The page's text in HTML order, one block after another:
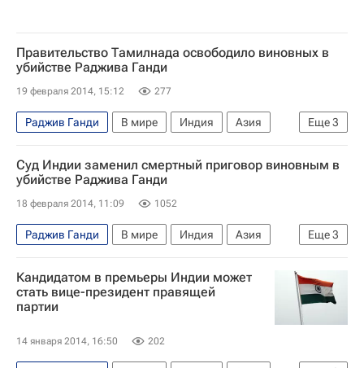
Правительство Тамилнада освободило виновных в
убийстве Раджива Ганди
19 февраля 2014, 15:12 277
Еще3
Раджив Ганди В мире Индия
Азия
Весь мир
Правительство Индии
Верховный суд Индии
Суд Индии заменил смертный приговор виновным в
убийстве Раджива Ганди
18 февраля 2014, 11:09 1052
Еще3
Раджив Ганди В мире Индия
Азия
Весь мир
Правительство Индии
Верховный суд Индии
Кандидатом в премьеры Индии может
стать вице-президент правящей
партии
14 января 2014, 16:50 202